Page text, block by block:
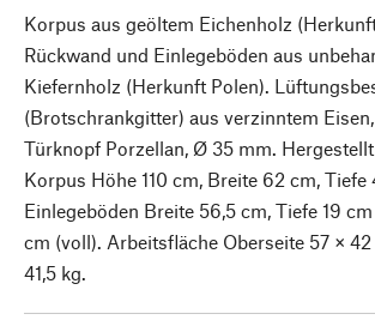
Korpus aus geöltem Eichenholz
Rückwand und Einlegeböden aus
Kiefernholz (Herkunft Polen).
(Brotschrankgitter) aus verzinntem
Türknopf Porzellan, Ø 35 mm.
Korpus Höhe 110 cm, Breite 62 cm, Tiefe
Einlegeböden Breite 56,5 cm, Tiefe 19
cm (voll). Arbeitsfläche Oberseite 57 ×
41,5 kg.